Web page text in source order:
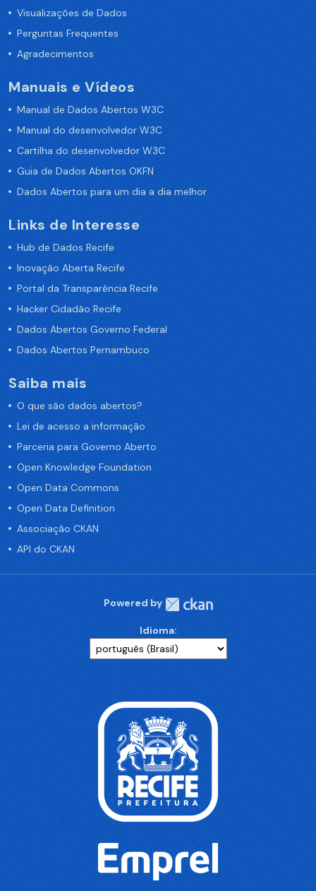
Visualizações de Dados
Perguntas Frequentes
Agradecimentos
Manuais e Vídeos
Manual de Dados Abertos W3C
Manual do desenvolvedor W3C
Cartilha do desenvolvedor W3C
Guia de Dados Abertos OKFN
Dados Abertos para um dia a dia melhor
Links de Interesse
Hub de Dados Recife
Inovação Aberta Recife
Portal da Transparência Recife
Hacker Cidadão Recife
Dados Abertos Governo Federal
Dados Abertos Pernambuco
Saiba mais
O que são dados abertos?
Lei de acesso a informação
Parceria para Governo Aberto
Open Knowledge Foundation
Open Data Commons
Open Data Definition
Associação CKAN
API do CKAN
Powered by
Idioma